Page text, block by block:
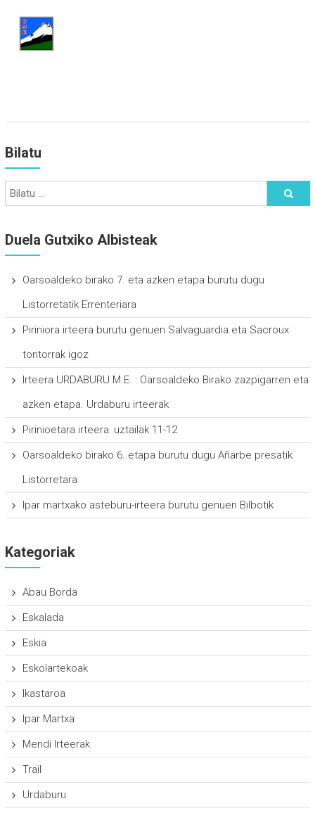
Bilatu
Duela Gutxiko Albisteak
Oarsoaldeko birako 7. eta azken etapa burutu dugu
Listorretatik Errenteriara
Piriniora irteera burutu genuen Salvaguardia eta Sacroux
tontorrak igoz
Irteera URDABURU M.E. : Oarsoaldeko Birako zazpigarren eta
azken etapa. Urdaburu irteerak
Pirinioetara irteera: uztailak 11-12
Oarsoaldeko birako 6. etapa burutu dugu Añarbe presatik
Listorretara
Ipar martxako asteburu-irteera burutu genuen Bilbotik
Kategoriak
Abau Borda
Eskalada
Eskia
Eskolartekoak
Ikastaroa
Ipar Martxa
Mendi Irteerak
Trail
Urdaburu